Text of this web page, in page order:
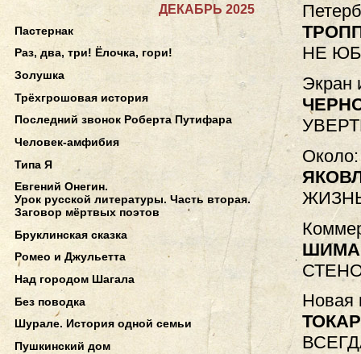
НЕ
Экран
Новая
ДЕКАБРЬ 2025
Пастернак
Раз, два, три! Ёлочка, гори!
Золушка
Трёхгрошовая история
Последний звонок Роберта Путифара
Человек-амфибия
Типа Я
Евгений Онегин.
Урок русской литературы. Часть вторая.
Заговор мёртвых поэтов
Бруклинская сказка
Ромео и Джульетта
Над городом Шагала
Без поводка
Шурале. История одной семьи
Пушкинский дом